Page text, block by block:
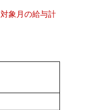
対象月の給与計